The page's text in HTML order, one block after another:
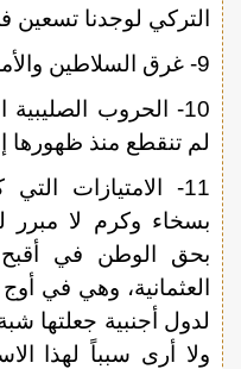
التركي لوجدنا تسعين
9- غرق السلاطين والأمراء في الترف والملذات.
10- الحروب
لم تنقطع منذ ظهورها
11- الامتيازات
بسخاء وكرم لا مبرر
بحق الوطن في
العثمانية، وهي في
لدول أجنبية جعلتها
ولا أرى سبباً لهذا